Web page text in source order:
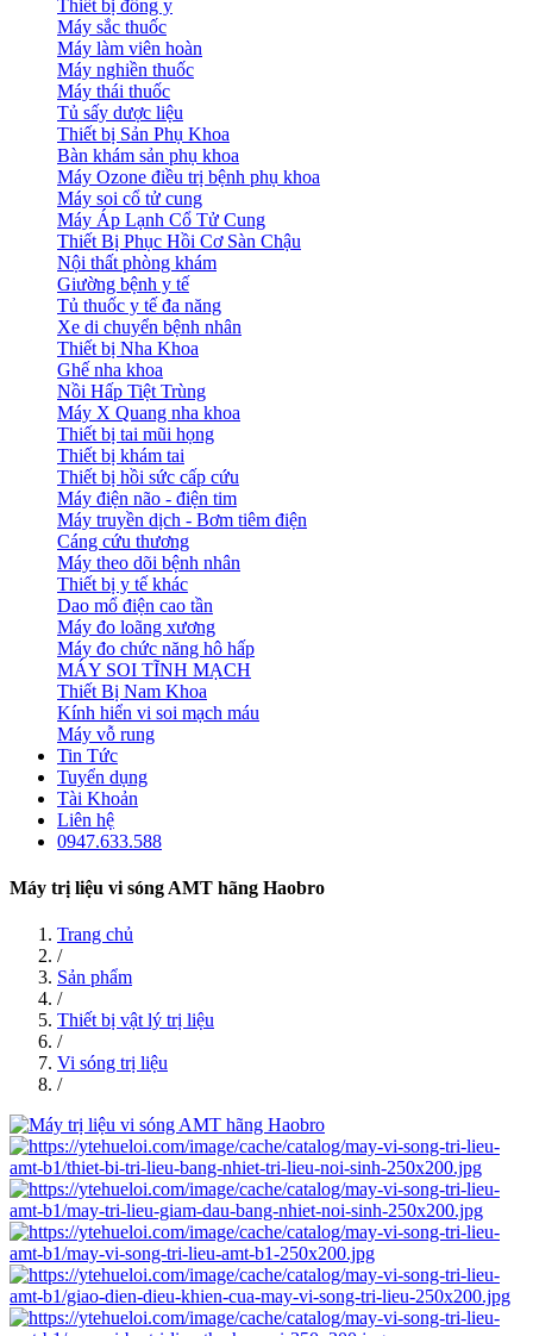
Thiết bị đông y
Máy sắc thuốc
Máy làm viên hoàn
Máy nghiền thuốc
Máy thái thuốc
Tủ sấy dược liệu
Thiết bị Sản Phụ Khoa
Bàn khám sản phụ khoa
Máy Ozone điều trị bệnh phụ khoa
Máy soi cổ tử cung
Máy Áp Lạnh Cổ Tử Cung
Thiết Bị Phục Hồi Cơ Sàn Chậu
Nội thất phòng khám
Giường bệnh y tế
Tủ thuốc y tế đa năng
Xe di chuyển bệnh nhân
Thiết bị Nha Khoa
Ghế nha khoa
Nồi Hấp Tiệt Trùng
Máy X Quang nha khoa
Thiết bị tai mũi họng
Thiết bị khám tai
Thiết bị hồi sức cấp cứu
Máy điện não - điện tim
Máy truyền dịch - Bơm tiêm điện
Cáng cứu thương
Máy theo dõi bệnh nhân
Thiết bị y tế khác
Dao mổ điện cao tần
Máy đo loãng xương
Máy đo chức năng hô hấp
MÁY SOI TĨNH MẠCH
Thiết Bị Nam Khoa
Kính hiển vi soi mạch máu
Máy vỗ rung
Tin Tức
Tuyển dụng
Tài Khoản
Liên hệ
0947.633.588
Máy trị liệu vi sóng AMT hãng Haobro
Trang chủ
/
Sản phẩm
/
Thiết bị vật lý trị liệu
/
Vi sóng trị liệu
/